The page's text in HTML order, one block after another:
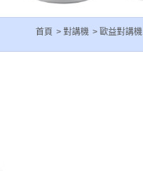
首頁 對講機 歐益對講機